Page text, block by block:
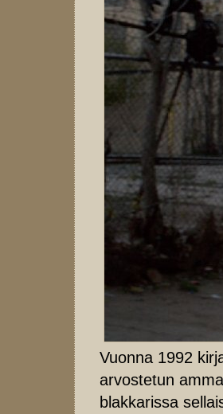
Vuonna 1992
arvostetun
blakkarissa